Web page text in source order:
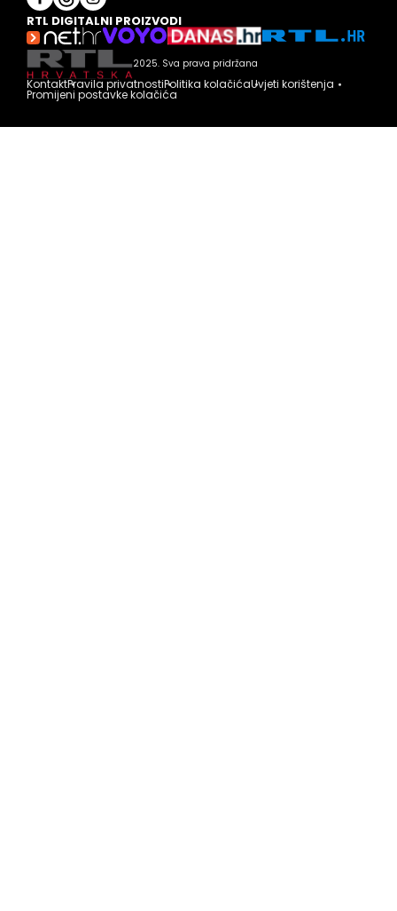
RTL DIGITALNI PROIZVODI
2025. Sva prava pridržana
KontaktPravila privatnostiPolitika kolačićaUvjeti korištenja
Promijeni postavke kolačića